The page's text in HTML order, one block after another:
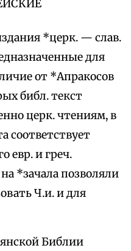
*церк. — слав.
для
от *Апракосов
библ. текст
церк. чтениям, в
соответствует
евр. и греч.
*зачала позволяли
Ч.и. и для
Библии